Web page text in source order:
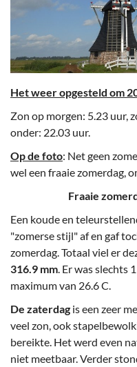
Het weer opgesteld om
Zon op morgen: 5.23 uur,
onder: 22.03 uur.
Op de foto: Net geen
wel een fraaie zomerdag,
Fraaie zomerdag
Een koude en
"zomerse stijl" af en gaf
zomerdag. Totaal viel er
316.9 mm. Er was slechts
maximum van 26.6 C.
De zaterdag is een zeer
veel zon, ook
bereikte. Het werd even
niet meetbaar. Verder